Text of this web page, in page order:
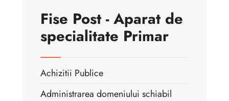
Fise Post - Aparat de
specialitate Primar
Achizitii Publice
Administrarea domeniului schiabil